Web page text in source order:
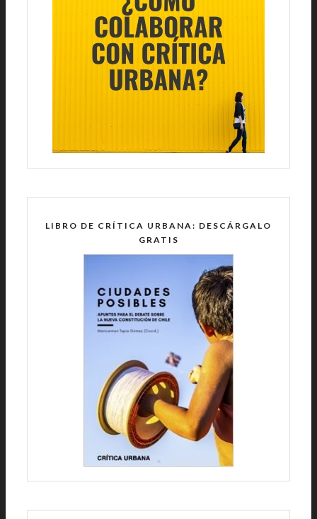
LIBRO DE CRÍTICA URBANA: DESCÁRGALO
GRATIS